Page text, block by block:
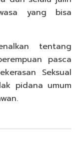
yang bisa
tentang
pasca
Seksual
pidana umum